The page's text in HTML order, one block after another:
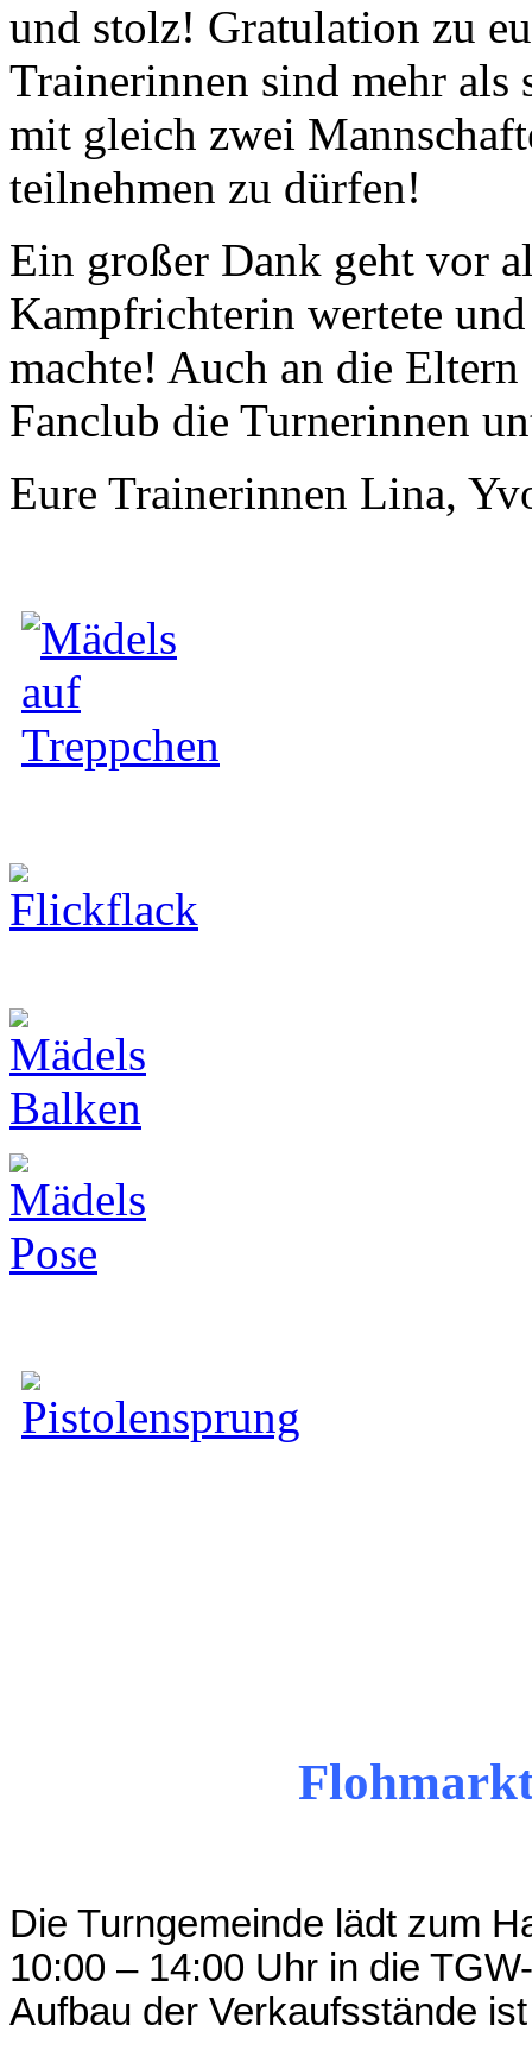
und stolz! Gratulation zu
Trainerinnen sind mehr
mit gleich zwei
teilnehmen zu dürfen!
Ein großer Dank geht vor
Kampfrichterin wertete
machte! Auch an die
Fanclub die Turnerinnen
Eure Trainerinnen Lina,
Die Turngemeinde lädt zum
10:00 – 14:00 Uhr in die
Aufbau der Verkaufsstände